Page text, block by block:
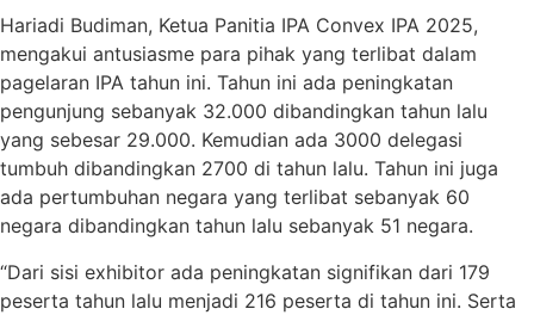
Hariadi Budiman, Ketua Panitia IPA Convex IPA 2025,
mengakui antusiasme para pihak yang terlibat dalam
pagelaran IPA tahun ini. Tahun ini ada peningkatan
pengunjung sebanyak 32.000 dibandingkan tahun lalu
yang sebesar 29.000. Kemudian ada 3000 delegasi
tumbuh dibandingkan 2700 di tahun lalu. Tahun ini juga
ada pertumbuhan negara yang terlibat sebanyak 60
negara dibandingkan tahun lalu sebanyak 51 negara.
“Dari sisi exhibitor ada peningkatan signifikan dari 179
peserta tahun lalu menjadi 216 peserta di tahun ini. Serta